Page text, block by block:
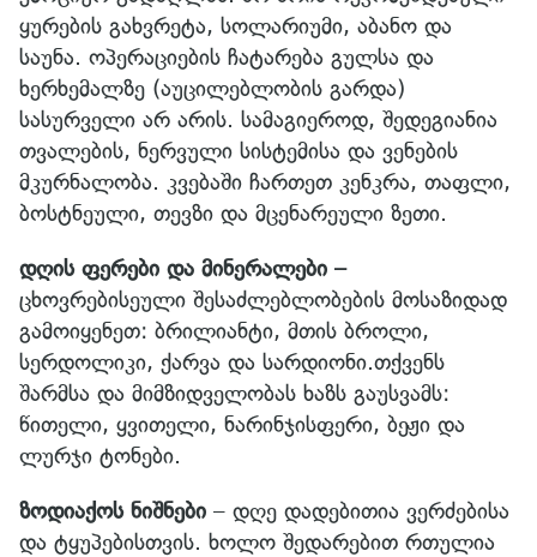
ყურების გახვრეტა, სოლარიუმი, აბანო და
საუნა. ოპერაციების ჩატარება გულსა და
ხერხემალზე (აუცილებლობის გარდა)
სასურველი არ არის. სამაგიეროდ, შედეგიანია
თვალების, ნერვული სისტემისა და ვენების
მკურნალობა. კვებაში ჩართეთ კენკრა, თაფლი,
ბოსტნეული, თევზი და მცენარეული ზეთი.
დღის ფერები და მინერალები –
ცხოვრებისეული შესაძლებლობების მოსაზიდად
გამოიყენეთ: ბრილიანტი, მთის ბროლი,
სერდოლიკი, ქარვა და სარდიონი.თქვენს
შარმსა და მიმზიდველობას ხაზს გაუსვამს:
წითელი, ყვითელი, ნარინჯისფერი, ბეჟი და
ლურჯი ტონები.
ზოდიაქოს ნიშნები – დღე დადებითია ვერძებისა
და ტყუპებისთვის. ხოლო შედარებით რთულია